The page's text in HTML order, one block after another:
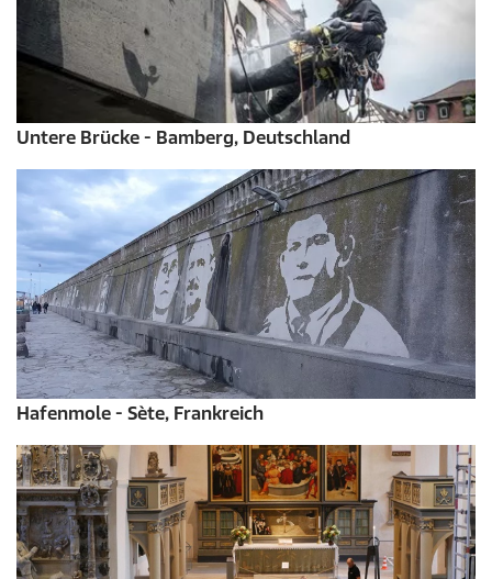
Untere Brücke - Bamberg, Deutschland
Hafenmole - Sète, Frankreich